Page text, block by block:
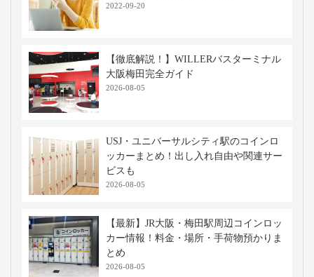
2022-09-20
【徹底解説！】WILLERバスターミナル
大阪梅田完全ガイド
2026-08-05
USJ・ユニバーサルシティ駅のコインロ
ッカーまとめ！出し入れ自由や関連サー
ビスも
2026-08-05
【最新】JR大阪・梅田駅周辺コインロッ
カー情報！料金・場所・手荷物預かりま
とめ
2026-08-05